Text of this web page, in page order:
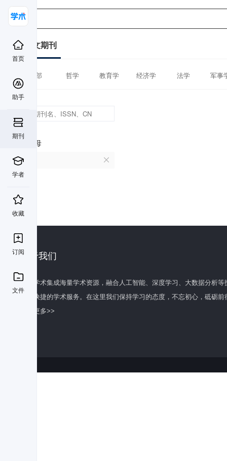
首页
助手
期刊
学者
收藏
订阅
文件
中文期刊
全部 哲学 教育学 经济学 法学 军事
首字母
E
关于我们
百度学术集成海量学术资源，融合人工智能、深度学习、大数据分析
全面快捷的学术服务。在这里我们保持学习的态度，不忘初心，砥砺前
了解更多>>